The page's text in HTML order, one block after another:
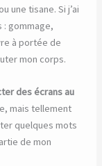
une tisane. Si j’ai
: gommage,
à portée de
mon corps.
des écrans au
mais tellement
quelques mots
de mon